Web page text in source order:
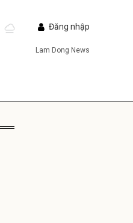
Đăng nhập
Lam Dong News